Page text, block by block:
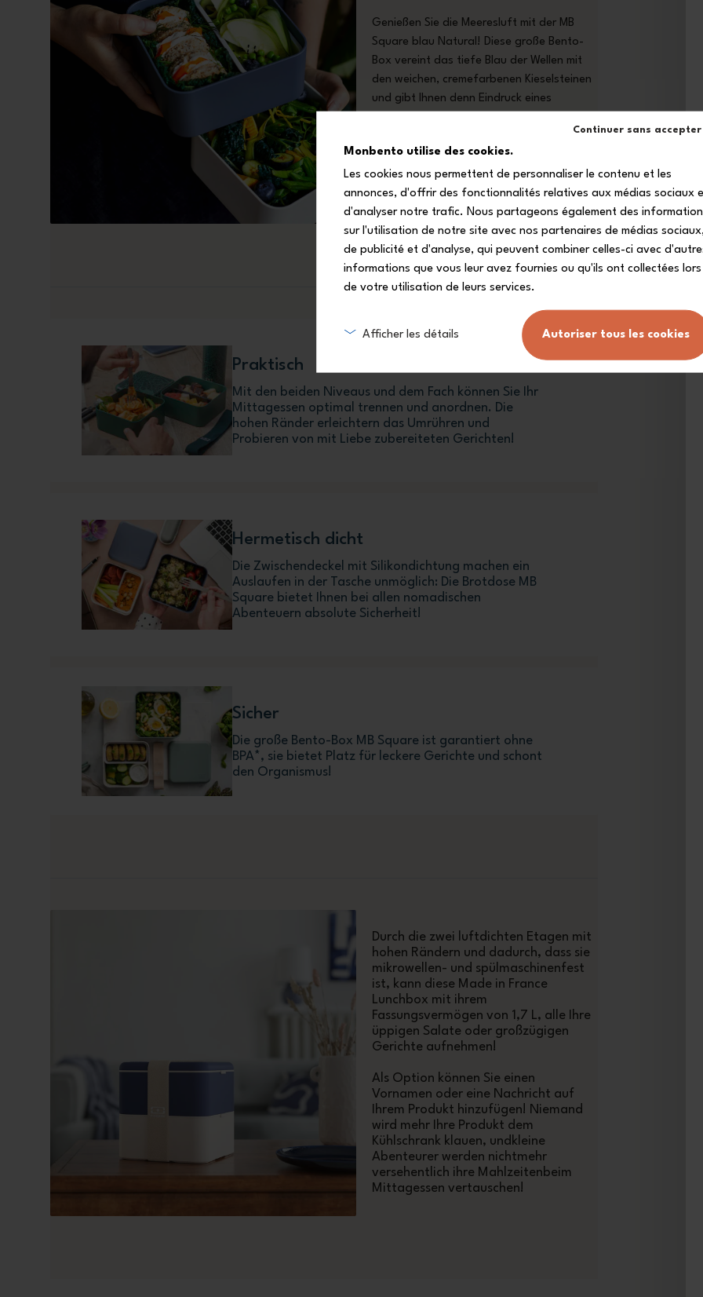
Continuer sans accepter
Monbento utilise des cookies.
Les cookies nous permettent de personnaliser le contenu et les
annonces, d'offrir des fonctionnalités relatives aux médias sociaux
d'analyser notre trafic. Nous partageons également des
sur l'utilisation de notre site avec nos partenaires de médias
de publicité et d'analyse, qui peuvent combiner celles-ci avec
informations que vous leur avez fournies ou qu'ils ont collectées lors
de votre utilisation de leurs services.
Autoriser tous les cookies
Afficher les détails
Genießen Sie die Meeresluft mit der MB
Square blau Natural! Diese große Bento-
Box vereint das tiefe Blau der Wellen mit
den weichen, cremefarbenen Kieselsteinen
und gibt Ihnen denn Eindruck eines
Praktisch
Mit den beiden Niveaus und dem Fach können Sie Ihr
Mittagessen optimal trennen und anordnen. Die
hohen Ränder erleichtern das Umrühren und
Probieren von mit Liebe zubereiteten Gerichten!
Hermetisch dicht
Die Zwischendeckel mit Silikondichtung machen ein
Auslaufen in der Tasche unmöglich: Die Brotdose MB
Square bietet Ihnen bei allen nomadischen
Abenteuern absolute Sicherheit!
Sicher
Die große Bento-Box MB Square ist garantiert ohne
BPA*, sie bietet Platz für leckere Gerichte und schont
den Organismus!
Durch die zwei luftdichten Etagen mit
hohen Rändern und dadurch, dass sie
mikrowellen- und spülmaschinenfest
ist, kann diese Made in France
Lunchbox mit ihrem
Fassungsvermögen von 1,7 L, alle Ihre
üppigen Salate oder großzügigen
Gerichte aufnehmen!
Als Option können Sie einen
Vornamen oder eine Nachricht auf
Ihrem Produkt hinzufügen! Niemand
wird mehr Ihre Produkt dem
Kühlschrank klauen, undkleine
Abenteurer werden nichtmehr
versehentlich ihre Mahlzeitenbeim
Mittagessen vertauschen!